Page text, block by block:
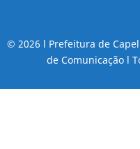
© 2026 l Prefeitura de
de Comunicação l